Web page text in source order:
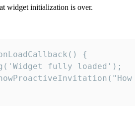
widget initialization is over.
{
fully loaded');